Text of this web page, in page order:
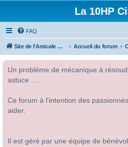
La 10HP
FAQ
Site de l'Amicale Citroën 10HP Accueil du forum
Un problème de mécanique à
astuce ....
Ce forum à l'intention des
aider.
Il est géré par une équipe de